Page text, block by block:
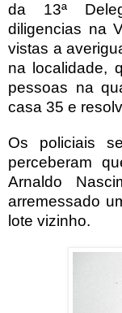
da 13ª
diligencias na
vistas a
na localidade,
pessoas na
casa 35 e
Os policiais
perceberam
Arnaldo
arremessado
lote vizinho.